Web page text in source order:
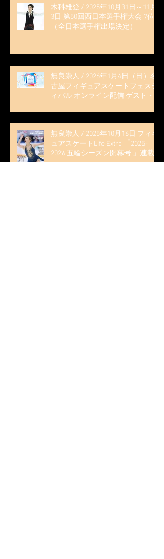
木科雄登 / 2025年10月31日～11月
3日 第50回西日本選手権大会 7位
（全日本選手権出場決定）
無良崇人 / 2026年1月4日（日）名
古屋フィギュアスケートフェステ
ィバル オンライン配信 ゲスト・
無良崇人 / 2025年10月16日 フィギ
ュアスケートLife Extra 「2025-
2026 五輪シーズン開幕号 」連載
記事 (扶桑社ムック)